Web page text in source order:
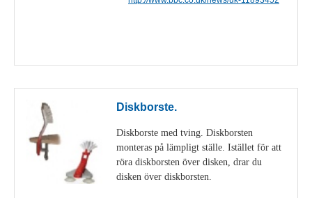
Diskborste.
Diskborste med tving. Diskborsten
monteras på lämpligt ställe. Istället för att
röra diskborsten över disken, drar du
disken över diskborsten.